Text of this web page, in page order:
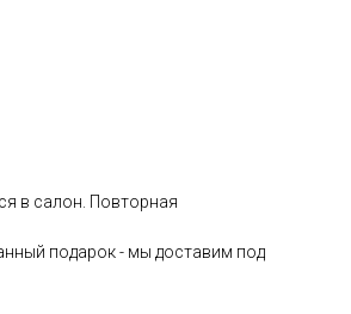
в салон. Повторная
подарок - мы доставим под